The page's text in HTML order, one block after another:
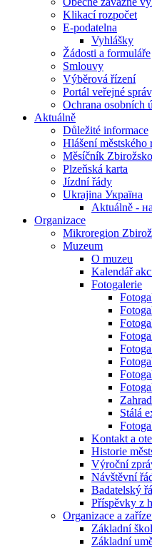
Klikací rozpočet
E-podatelna
Vyhlášky
Žádosti a formuláře
Smlouvy
Výběrová řízení
Portál veřejné
Ochrana osobních
Aktuálně
Důležité informace
Hlášení městského
Měsíčník Zbirožsko
Plzeňská karta
Jízdní řády
Ukrajina Україна
Aktuálně -
Organizace
Mikroregion
Muzeum
O muzeu
Kalendář
Fotogalerie
Stálá
Kontakt a
Historie
Výroční
Návštěvní
Badatelský
Příspěvky z
Organizace a
Základní
Základní